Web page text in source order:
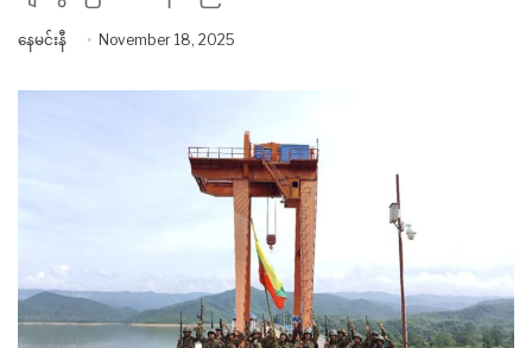
နေမင်းနီ November 18, 2025